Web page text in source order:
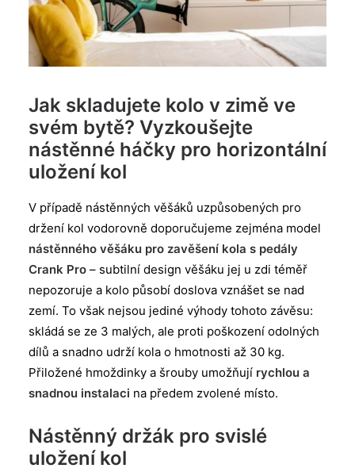
Jak skladujete kolo v zimě ve
svém bytě? Vyzkoušejte
nástěnné háčky pro horizontální
uložení kol
V případě nástěnných věšáků uzpůsobených pro
držení kol vodorovně doporučujeme zejména model
nástěnného věšáku pro zavěšení kola s pedály
Crank Pro – subtilní design věšáku jej u zdi téměř
nepozoruje a kolo působí doslova vznášet se nad
zemí. To však nejsou jediné výhody tohoto závěsu:
skládá se ze 3 malých, ale proti poškození odolných
dílů a snadno udrží kola o hmotnosti až 30 kg.
Přiložené hmoždinky a šrouby umožňují rychlou a
snadnou instalaci na předem zvolené místo.
Nástěnný držák pro svislé
uložení kol